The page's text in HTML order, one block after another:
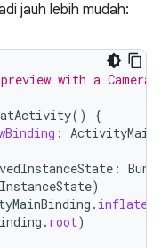
jauh lebih mudah:
with a
()
{
:
:
)
. inflate
. root)